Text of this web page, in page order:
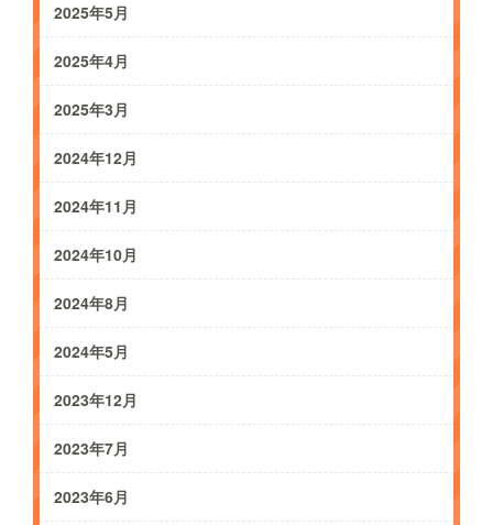
2025年5月
2025年4月
2025年3月
2024年12月
2024年11月
2024年10月
2024年8月
2024年5月
2023年12月
2023年7月
2023年6月